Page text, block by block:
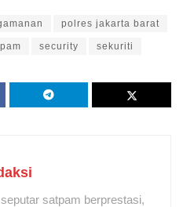
polres jakarta barat
security sekuriti
satpam berprestasi,